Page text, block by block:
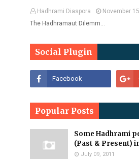
Hadhrami Diaspora
November
The Hadhramaut Dilemm…
Social Plugin
Popular Posts
Some Hadhrami
(Past & Present)
July 09, 2011